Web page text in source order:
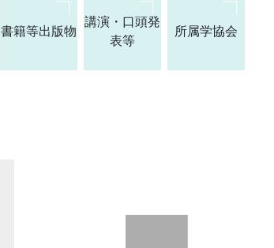
書籍等出版物
講演・口頭発
表等
所属学協会